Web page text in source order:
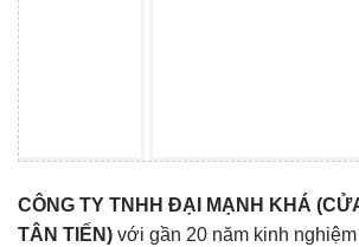
CÔNG TY TNHH ĐẠI MẠNH KHÁ
TÂN TIẾN) với gần 20 năm kinh